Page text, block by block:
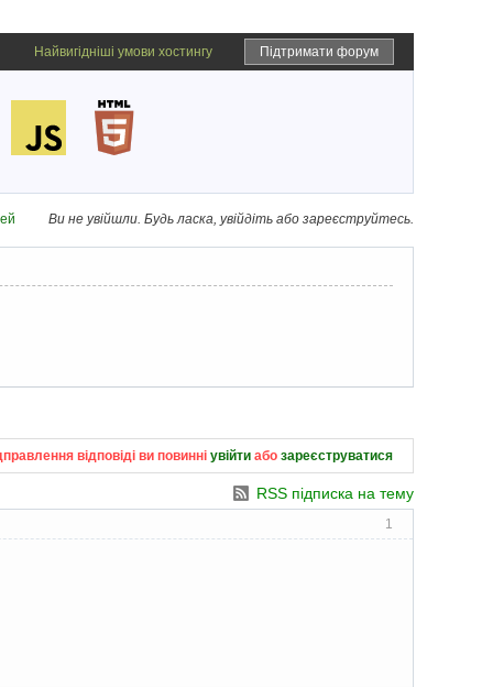
Підтримати форум
Найвигідніші умови хостингу
Ви не увійшли. Будь ласка, увійдіть або зареєструйтесь.
відповіді ви повинні увійти або зареєструватися
RSS підписка на тему
1